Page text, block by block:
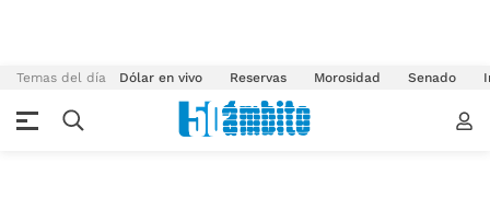
Temas del día Dólar en vivo Reservas Morosidad Senado